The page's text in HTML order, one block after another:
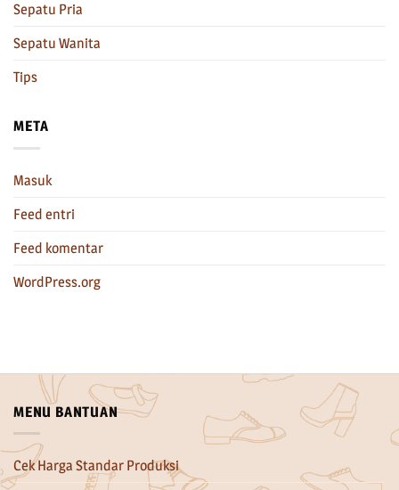
Sepatu Pria
Sepatu Wanita
Tips
META
Masuk
Feed entri
Feed komentar
WordPress.org
MENU BANTUAN
Cek Harga Standar Produksi